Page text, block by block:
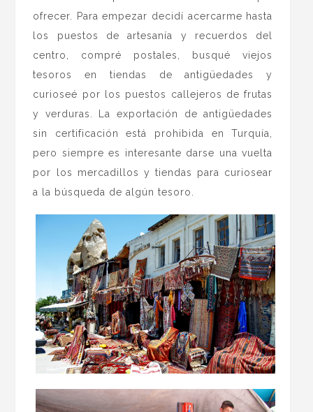
ofrecer. Para empezar decidí acercarme hasta
los puestos de artesanía y recuerdos del
centro, compré postales, busqué viejos
tesoros en tiendas de antigüedades y
curioseé por los puestos callejeros de frutas
y verduras. La exportación de antigüedades
sin certificación está prohibida en Turquía,
pero siempre es interesante darse una vuelta
por los mercadillos y tiendas para curiosear
a la búsqueda de algún tesoro.